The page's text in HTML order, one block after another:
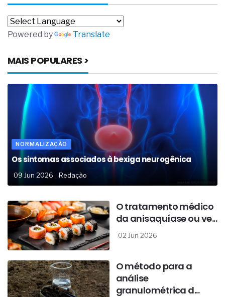
Powered by Translate
MAIS POPULARES >
NORMALIZAÇÃO
Os sintomas associados à bexiga neurogênica
09 Jun 2026 Redação
O tratamento médico
da anisaquíase ou ve...
02 Jun 2026
O método para a
análise
granulométrica d...